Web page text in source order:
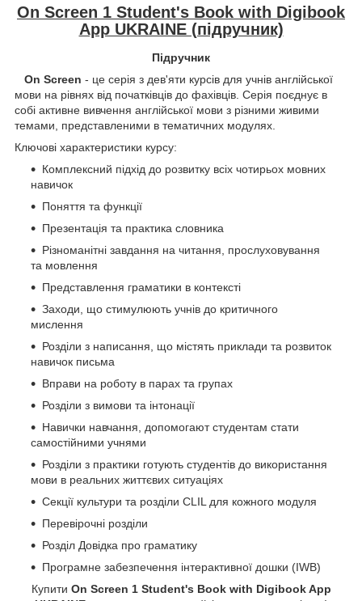
On Screen 1 Student's Book with Digibook
App UKRAINE (підручник)
Підручник
On Screen - це серія з дев'яти курсів для учнів англійської
мови на рівнях від початківців до фахівців. Серія поєднує в
собі активне вивчення англійської мови з різними живими
темами, представленими в тематичних модулях.
Ключові характеристики курсу:
Комплексний підхід до розвитку всіх чотирьох мовних
навичок
Поняття та функції
Презентація та практика словника
Різноманітні завдання на читання, прослуховування
та мовлення
Представлення граматики в контексті
Заходи, що стимулюють учнів до критичного
мислення
Розділи з написання, що містять приклади та розвиток
навичок письма
Вправи на роботу в парах та групах
Розділи з вимови та інтонації
Навички навчання, допомогают студентам стати
самостійними учнями
Розділи з практики готують студентів до використання
мови в реальних життєвих ситуаціях
Секції культури та розділи CLIL для кожного модуля
Перевірочні розділи
Розділ Довідка про граматику
Програмне забезпечення інтерактивної дошки (IWB)
Купити On Screen 1 Student's Book with Digibook App